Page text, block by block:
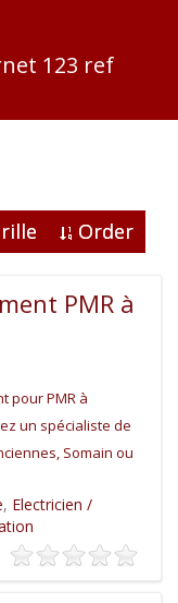
123 ref
Order
PMR à
pour PMR à
un spécialiste de
Somain ou
, Electricien /